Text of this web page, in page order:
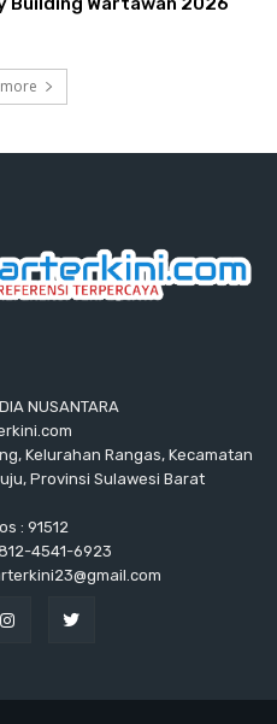
NUSANTARA
Kelurahan Rangas, Kecamatan
Provinsi Sulawesi Barat
: 91512
4541-6923